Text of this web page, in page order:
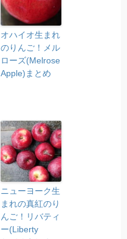
オハイオ生まれ
のりんご！メル
ローズ(Melrose
Apple)まとめ
ニューヨーク生
まれの真紅のり
んご！リバティ
ー(Liberty